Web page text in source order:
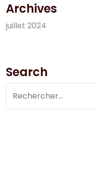
Archives
juillet 2024
Search